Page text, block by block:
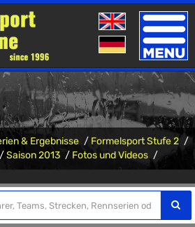
Toggle
& Ergebnisse
Formelsport Stufe 2
Saison 2013
Fotos und Videos